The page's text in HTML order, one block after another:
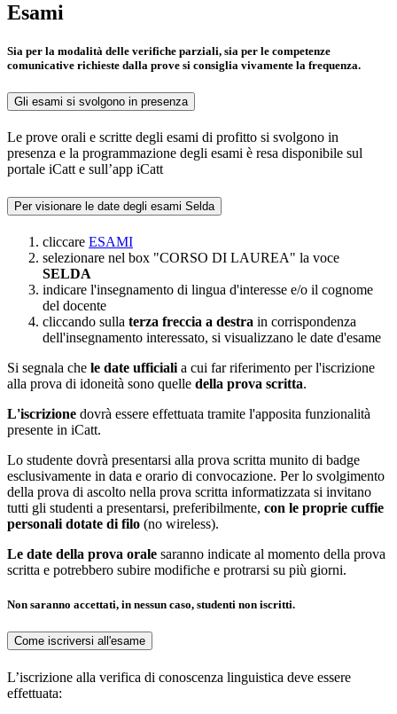
Esami
Sia per la modalità delle verifiche parziali, sia per le competenze
comunicative richieste dalla prove si consiglia vivamente la frequenza.
Gli esami si svolgono in presenza
Le prove orali e scritte degli esami di profitto si svolgono in
presenza e la programmazione degli esami è resa disponibile sul
portale iCatt e sull’app iCatt
Per visionare le date degli esami Selda
cliccare ESAMI
selezionare nel box "CORSO DI LAUREA" la voce
SELDA
indicare l'insegnamento di lingua d'interesse e/o il cognome
del docente
cliccando sulla terza freccia a destra in corrispondenza
dell'insegnamento interessato, si visualizzano le date d'esame
Si segnala che le date ufficiali a cui far riferimento per l'iscrizione
alla prova di idoneità sono quelle della prova scritta.
L'iscrizione dovrà essere effettuata tramite l'apposita funzionalità
presente in iCatt.
Lo studente dovrà presentarsi alla prova scritta munito di badge
esclusivamente in data e orario di convocazione. Per lo svolgimento
della prova di ascolto nella prova scritta informatizzata si invitano
tutti gli studenti a presentarsi, preferibilmente, con le proprie cuffie
personali dotate di filo (no wireless).
Le date della prova orale saranno indicate al momento della prova
scritta e potrebbero subire modifiche e protrarsi su più giorni.
Non saranno accettati, in nessun caso, studenti non iscritti.
Come iscriversi all'esame
L’iscrizione alla verifica di conoscenza linguistica deve essere
effettuata: